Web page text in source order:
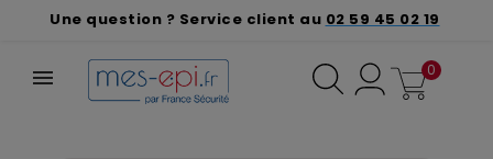
Une question ? Service client au 02 59 45 02 19
0